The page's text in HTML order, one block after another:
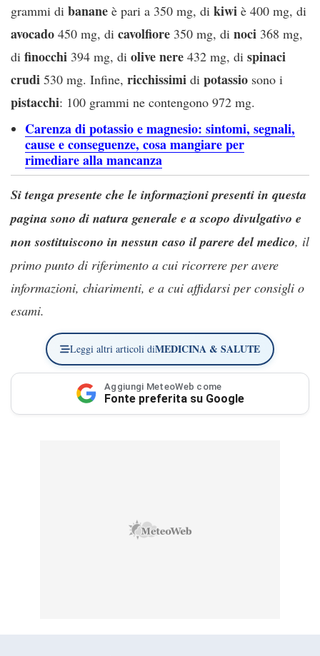
grammi di banane è pari a 350 mg, di kiwi è 400 mg, di
avocado 450 mg, di cavolfiore 350 mg, di noci 368 mg,
di finocchi 394 mg, di olivenere 432 mg, di spinaci
crudi 530 mg. Infine, ricchissimi di potassio sono i
pistacchi: 100 grammi ne contengono 972 mg.
Carenza di potassio e magnesio: sintomi, segnali,
cause e conseguenze, cosa mangiare per
rimediare alla mancanza
Si tenga presente che le informazioni presenti in questa
pagina sono di natura generale e a scopo divulgativo e
non sostituiscono in nessun caso il parere del medico, il
primo punto di riferimento a cui ricorrere per avere
informazioni, chiarimenti, e a cui affidarsi per consigli o
esami.
Leggi altri articoli diMEDICINA & SALUTE
Aggiungi MeteoWeb come
Fonte preferita su Google